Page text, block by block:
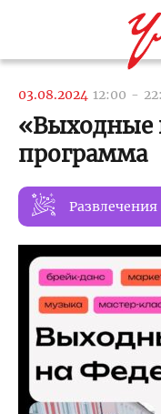
03.08.2024 12:00 -
«Выходные
программа
Развлечения